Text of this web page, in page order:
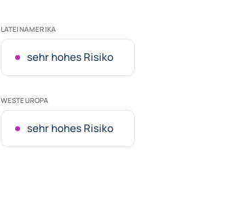
LATEINAMERIKA
sehr hohes Risiko
WESTEUROPA
sehr hohes Risiko